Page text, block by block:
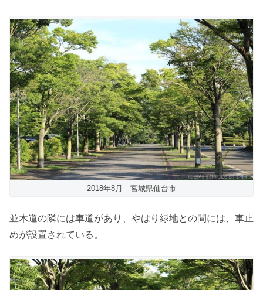
2018年8月 宮城県仙台市
並木道の隣には車道があり、やはり緑地との間には、車止
めが設置されている。